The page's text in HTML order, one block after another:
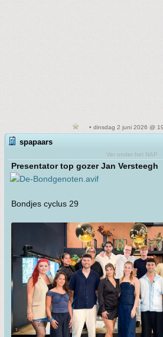
• dinsdag 2 juni 2026 @
spapaars
Ver onder het NAP
Presentator top gozer Jan Versteegh
Bondjes cyclus 29